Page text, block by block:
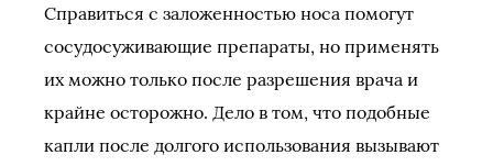
Справиться с заложенностью носа помогут
сосудосуживающие препараты, но применять
их можно только после разрешения врача и
крайне осторожно. Дело в том, что подобные
капли после долгого использования вызывают